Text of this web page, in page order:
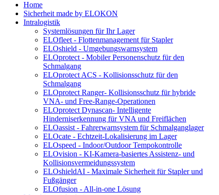
Home
Sicherheit made by ELOKON
Intralogistik
Systemlösungen für Ihr Lager
ELOfleet - Flottenmanagement für Stapler
ELOshield - Umgebungswarnsystem
ELOprotect - Mobiler Personenschutz für den
Schmalgang
ELOprotect ACS - Kollisionsschutz für den
Schmalgang
ELOprotect Ranger- Kollisionsschutz für hybride
VNA- und Free-Range-Operationen
ELOprotect Dynascan- Intelligente
Hinderniserkennung für VNA und Freiflächen
ELOassist - Fahrerwarnsystem für Schmalganglager
ELOcate - Echtzeit-Lokalisierung im Lager
ELOspeed - Indoor/Outdoor Tempokontrolle
ELOvision - KI-Kamera-basiertes Assistenz- und
Kollisionsvermeidungssystem
ELOshieldAI - Maximale Sicherheit für Stapler und
Fußgänger
ELOfusion - All-in-one Lösung